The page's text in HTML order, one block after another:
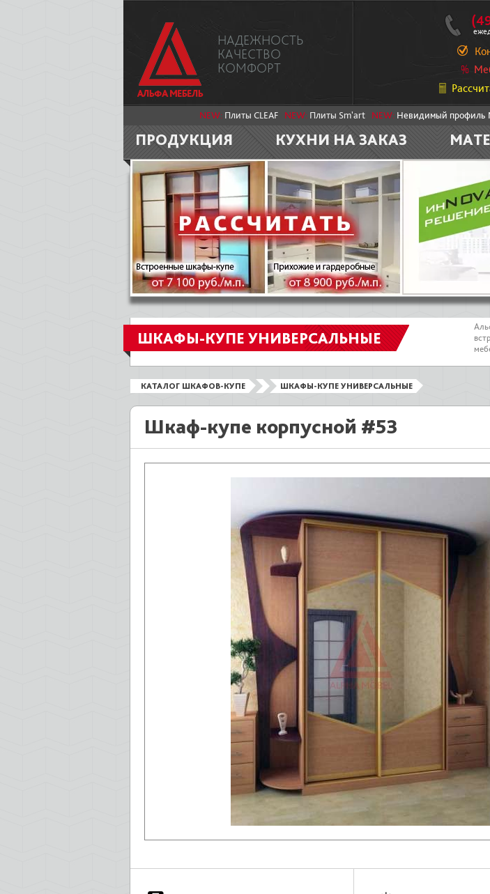
НАДЕЖНОСТЬ
КАЧЕСТВО
КОМФОРТ
NEW: Плиты CLEAF NEW: Плиты Sm'art NEW: Невидимый профиль
ПРОДУКЦИЯ КУХНИ НА ЗАКАЗ
ШКАФЫ-КУПЕ УНИВЕРСАЛЬНЫЕ
КАТАЛОГ ШКАФОВ-КУПЕ ШКАФЫ-КУПЕ УНИВЕРСАЛЬНЫЕ
Шкаф-купе корпусной #53